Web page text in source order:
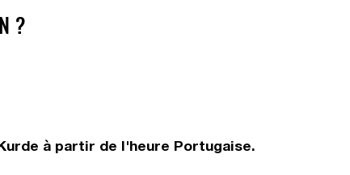
?
à partir de l'heure Portugaise.